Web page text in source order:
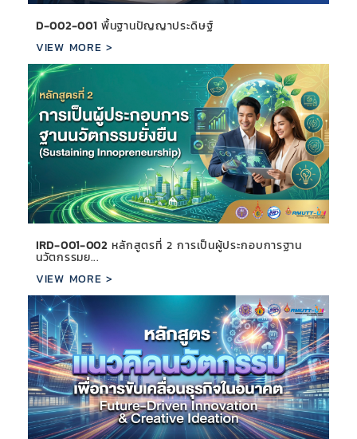
D-002-001พื้นฐานปัญญาประดิษฐ์
VIEW MORE >
IRD-001-002 หลักสูตรที่ 2 การเป็นผู้ประกอบการฐาน
นวัตกรรมย...
VIEW MORE >